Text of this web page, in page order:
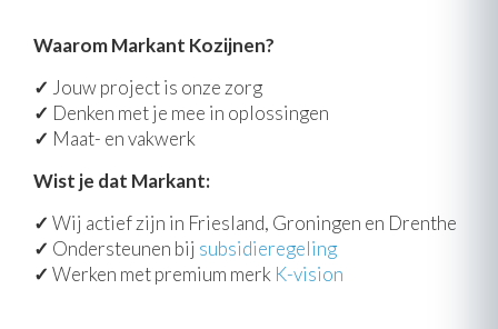
Waarom Markant Kozijnen?
✓ Jouw project is onze zorg
✓ Denken met je mee in oplossingen
✓ Maat- en vakwerk
Wist je dat Markant:
✓ Wij actief zijn in Friesland, Groningen en Drenthe
✓ Ondersteunen bij subsidieregeling
✓ Werken met premium merk K-vision